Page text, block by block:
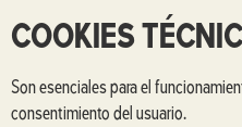
COOKIES
Son esenciales para el
consentimiento del usuario.